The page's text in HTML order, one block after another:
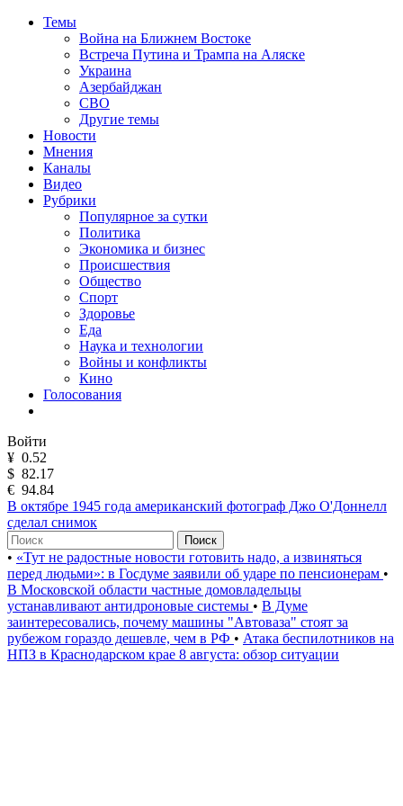
Темы
Война на Ближнем Востоке
Встреча Путина и Трампа на Аляске
Украина
Азербайджан
СВО
Другие темы
Новости
Мнения
Каналы
Видео
Рубрики
Популярное за сутки
Политика
Экономика и бизнес
Происшествия
Общество
Спорт
Здоровье
Еда
Наука и технологии
Войны и конфликты
Кино
Голосования
Войти
¥ 0.52
$ 82.17
€ 94.84
В октябре 1945 года американский фотограф Джо О'Доннелл
сделал снимок
Поиск
• «Тут не радостные новости готовить надо, а извиняться
перед людьми»: в Госдуме заявили об ударе по пенсионерам •
В Московской области частные домовладельцы
устанавливают антидроновые системы • В Думе
заинтересовались, почему машины "Автоваза" стоят за
рубежом гораздо дешевле, чем в РФ • Атака беспилотников на
НПЗ в Краснодарском крае 8 августа: обзор ситуации